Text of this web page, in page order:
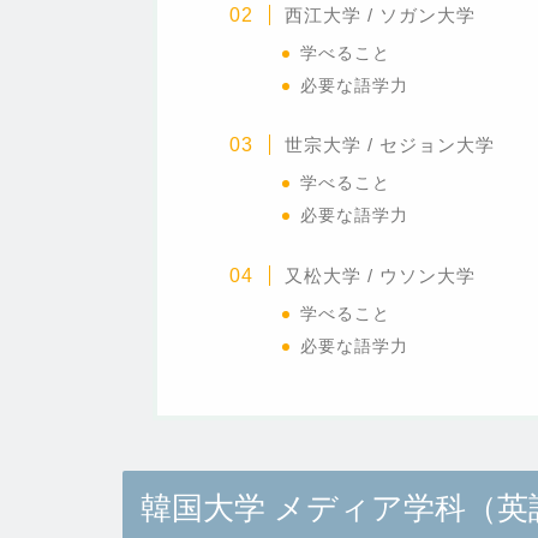
西江大学 / ソガン大学
学べること
必要な語学力
世宗大学 / セジョン大学
学べること
必要な語学力
又松大学 / ウソン大学
学べること
必要な語学力
韓国大学 メディア学科（英